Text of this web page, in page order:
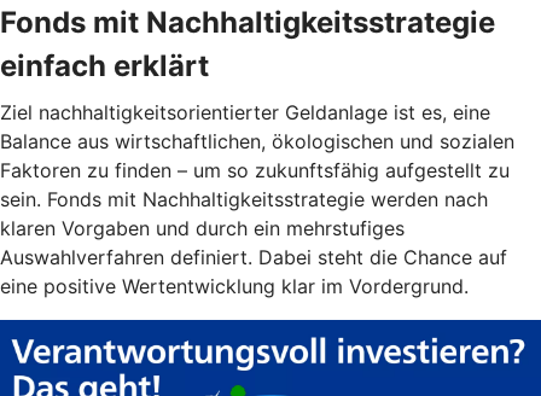
Fonds mit Nachhaltigkeitsstrategie
einfach erklärt
Ziel nachhaltigkeitsorientierter Geldanlage ist es, eine
Balance aus wirtschaftlichen, ökologischen und sozialen
Faktoren zu finden – um so zukunftsfähig aufgestellt zu
sein. Fonds mit Nachhaltigkeitsstrategie werden nach
klaren Vorgaben und durch ein mehrstufiges
Auswahlverfahren definiert. Dabei steht die Chance auf
eine positive Wertentwicklung klar im Vordergrund.